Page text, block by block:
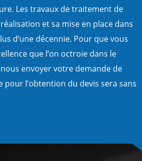
Les travaux de traitement de
et sa mise en place dans
d’une décennie. Pour que vous
que l’on octroie dans le
envoyer votre demande de
pour l’obtention du devis sera sans